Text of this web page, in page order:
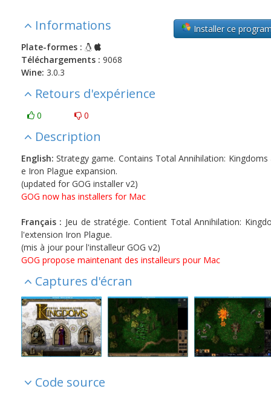
Installer ce
Informations
Plate-formes :
Téléchargements : 9068
Wine: 3.0.3
Retours d'expérience
0 0
Description
English: Strategy game. Contains Total Annihilation: Kingdoms
e Iron Plague expansion.
(updated for GOG installer v2)
GOG now has installers for Mac
Français : Jeu de stratégie. Contient Total Annihilation:
l'extension Iron Plague.
(mis à jour pour l'installeur GOG v2)
GOG propose maintenant des installeurs pour Mac
Captures d'écran
Code source